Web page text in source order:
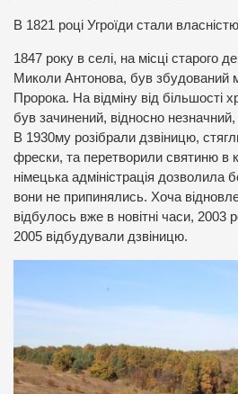
В 1821 році Угроїди стали
1847 року в селі, на місці старого
Миколи Антонова, був збудований
Пророка. На відміну від більшості
був зачинений, відносно
В 1930му розібрали дзвіницю,
фрески, та перетворили святиню в
німецька адміністрація дозволила
вони не припинялись. Хоча
відбулось вже в новітні часи, 2003
2005 відбудували дзвіницю.